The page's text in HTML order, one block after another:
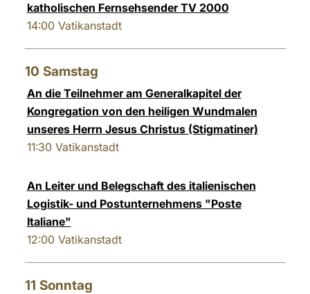
katholischen Fernsehsender TV 2000
14:00 Vatikanstadt
10 Samstag
An die Teilnehmer am Generalkapitel der
Kongregation von den heiligen Wundmalen
unseres Herrn Jesus Christus (Stigmatiner)
11:30 Vatikanstadt
An Leiter und Belegschaft des italienischen
Logistik- und Postunternehmens "Poste
Italiane"
12:00 Vatikanstadt
11 Sonntag